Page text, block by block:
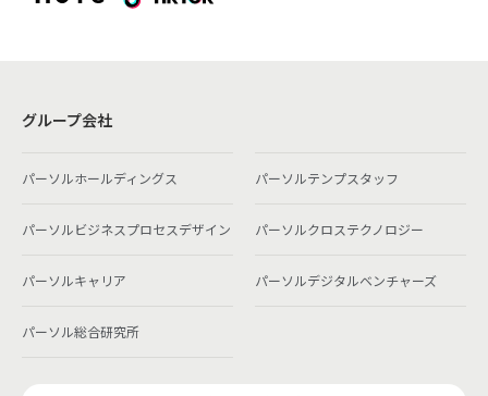
グループ会社
パーソルホールディングス パーソルテンプスタッフ
パーソルビジネスプロセスデザイン パーソルクロステクノロジー
パーソルキャリア パーソルデジタルベンチャーズ
パーソル総合研究所